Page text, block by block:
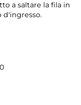
a saltare la fila in